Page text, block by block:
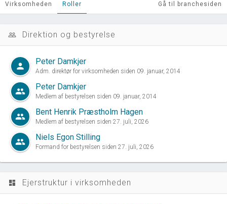
Virksomheden Roller Gå til branchesiden
people_outline Direktion og bestyrelse
person Peter Damkjer
Adm. direktør for virksomheden siden 09. januar, 2014
group Peter Damkjer
Medlem af bestyrelsen siden 09. januar, 2014
group Bent Henrik Præstholm Hagen
Medlem af bestyrelsen siden 27. juli, 2026
group Niels Egon Stilling
Formand for bestyrelsen siden 27. juli, 2026
dashboard Ejerstruktur i virksomheden